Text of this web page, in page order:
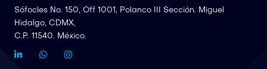
Sófocles No. 150, Off 1001, Polanco III Sección. Miguel
Hidalgo, CDMX,
C.P. 11540. México.